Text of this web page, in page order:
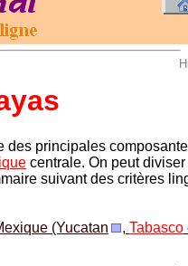
des principales
centrale. On peut
suivant des critères
(Yucatan , Tabasco